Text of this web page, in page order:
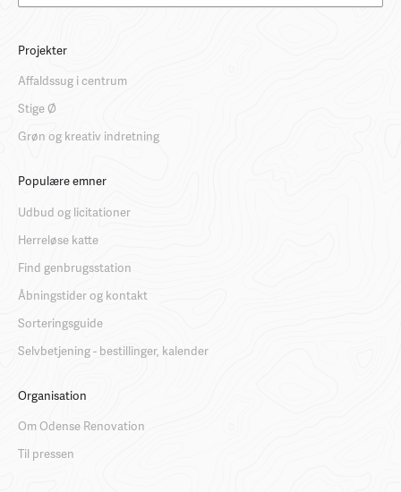
Projekter
Affaldssug i centrum
Stige Ø
Grøn og kreativ indretning
Populære emner
Udbud og licitationer
Herreløse katte
Find genbrugsstation
Åbningstider og kontakt
Sorteringsguide
Selvbetjening - bestillinger, kalender
Organisation
Om Odense Renovation
Til pressen